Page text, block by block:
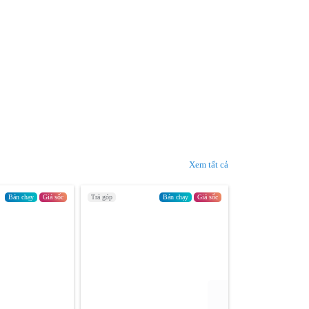
Xem tất cả
Bán chạy Giá sốc Bán chạy Giá sốc
Trả góp